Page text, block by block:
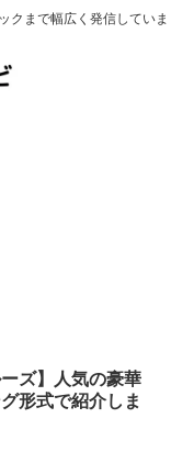
クまで幅広く発信していま
ーズ】人気の豪華
形式で紹介しま